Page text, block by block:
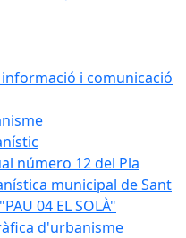
i comunicació
número 12 del Pla
municipal de Sant
04 EL SOLÀ"
d'urbanisme